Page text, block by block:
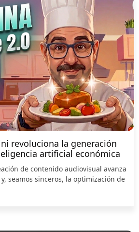
revoluciona la generación
artificial económica
de contenido audiovisual avanza
seamos sinceros, la optimización de